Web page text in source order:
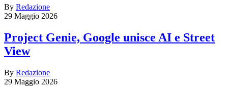
By Redazione
29 Maggio 2026
Project Genie, Google unisce AI e Street
View
By Redazione
29 Maggio 2026